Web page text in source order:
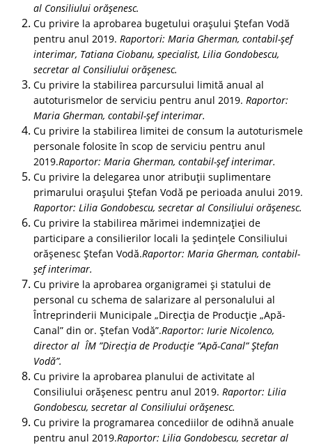
al Consiliului orășenesc.
Cu privire la aprobarea bugetului oraşului Ștefan Vodă
pentru anul 2019. Raportori: Maria Gherman, contabil-șef
interimar, Tatiana Ciobanu, specialist, Lilia Gondobescu,
secretar al Consiliului orășenesc.
Cu privire la stabilirea parcursului limită anual al
autoturismelor de serviciu pentru anul 2019. Raportor:
Maria Gherman, contabil-șef interimar.
Cu privire la stabilirea limitei de consum la autoturismele
personale folosite în scop de serviciu pentru anul
2019.Raportor: Maria Gherman, contabil-șef interimar.
Cu privire la delegarea unor atribuții suplimentare
primarului orașului Ștefan Vodă pe perioada anului 2019.
Raportor: Lilia Gondobescu, secretar al Consiliului orășenesc.
Cu privire la stabilirea mărimei indemnizaţiei de
participare a consilierilor locali la şedinţele Consiliului
orăşenesc Ștefan Vodă.Raportor: Maria Gherman, contabil-
șef interimar.
Cu privire la aprobarea organigramei și statului de
personal cu schema de salarizare al personalului al
Întreprinderii Municipale „Direcţia de Producţie „Apă-
Canal” din or. Ștefan Vodă”.Raportor: Iurie Nicolenco,
director al ÎM ”Direcția de Producție ”Apă-Canal” Ștefan
Vodă”.
Cu privire la aprobarea planului de activitate al
Consiliului orășenesc pentru anul 2019. Raportor: Lilia
Gondobescu, secretar al Consiliului orășenesc.
Cu privire la programarea concediilor de odihnă anuale
pentru anul 2019.Raportor: Lilia Gondobescu, secretar al